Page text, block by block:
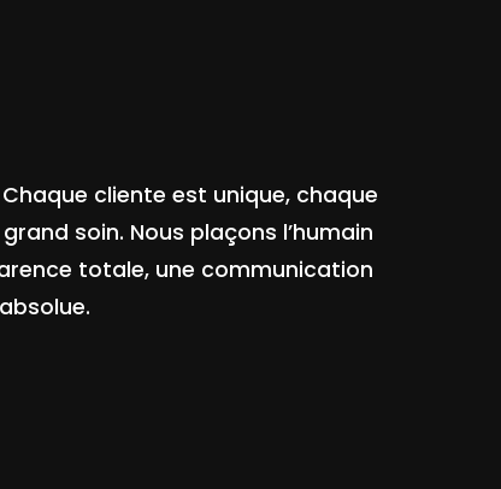
cliente est unique, chaque
soin. Nous plaçons l’humain
totale, une communication